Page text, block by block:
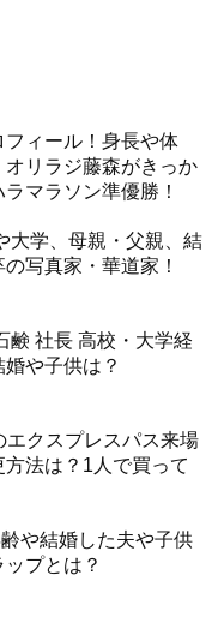
フィール！身長や体
リラジ藤森がきっか
マラソン準優勝！
大学、母親・父親、結
写真家・華道家！
鹸 社長 高校・大学経
や子供は？
エクスプレスパス来場
法は？1人で買って
や結婚した夫や子供
プとは？